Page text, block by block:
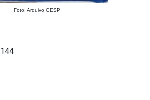
Foto: Arquivo GESP
144